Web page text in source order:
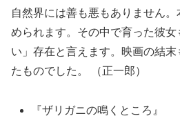
自然界には善も悪もありません
められます。その中で育った彼
い」存在と言えます。映画の結
たものでした。 （正一郎）
『ザリガニの鳴くところ』